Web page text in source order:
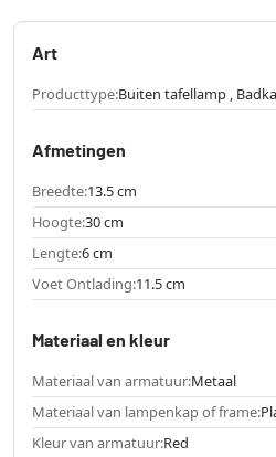
Art
Producttype:Buiten tafellamp ,
Afmetingen
Breedte:13.5 cm
Hoogte:30 cm
Lengte:6 cm
Voet Ontlading:11.5 cm
Materiaal en kleur
Materiaal van armatuur:Metaal
Materiaal van lampenkap of frame:
Kleur van armatuur:Red